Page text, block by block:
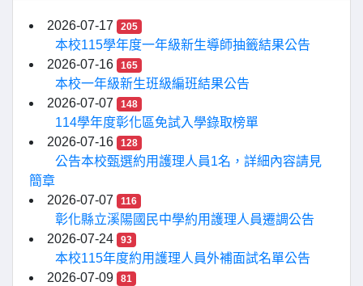
2026-07-17 205
本校115學年度一年級新生導師抽籤結果公告
2026-07-16
165
本校一年級新生班級編班結果公告
2026-07-07
148
114學年度彰化區免試入學錄取榜單
2026-07-16
128
公告本校甄選約用護理人員1名，詳細內容請見
簡章
2026-07-07
116
彰化縣立溪陽國民中學約用護理人員遷調公告
2026-07-24
93
本校115年度約用護理人員外補面試名單公告
2026-07-09
81